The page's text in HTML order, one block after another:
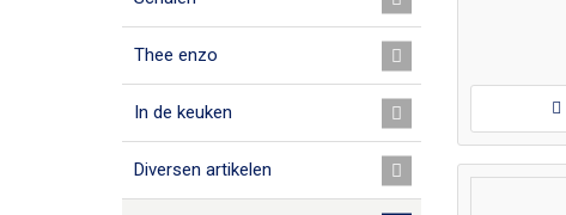
Thee enzo
In de keuken
Diversen artikelen